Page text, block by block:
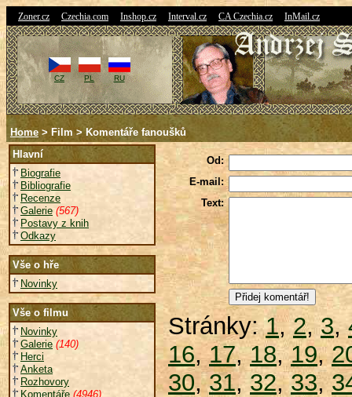
Zoner.cz Czechia.com Inshop.cz Interval.cz CA Czechia.cz InMail.cz
CZ PL RU
Home > Film > Komentáře fanoušků
Hlavní
Biografie
Bibliografie
Recenze
Galerie (567)
Postavy z knih
Odkazy
Vše o hře
Novinky
Vše o filmu
Novinky
Galerie (140)
Herci
Anketa
Rozhovory
Komentáře (4946)
Od:
E-mail:
Text:
Stránky:1,2,3,
16,17,18,19,
30,31, 32,33,